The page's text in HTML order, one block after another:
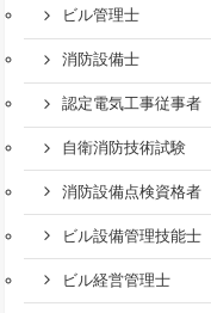
ビル管理士
消防設備士
認定電気工事従事者
自衛消防技術試験
消防設備点検資格者
ビル設備管理技能士
ビル経営管理士